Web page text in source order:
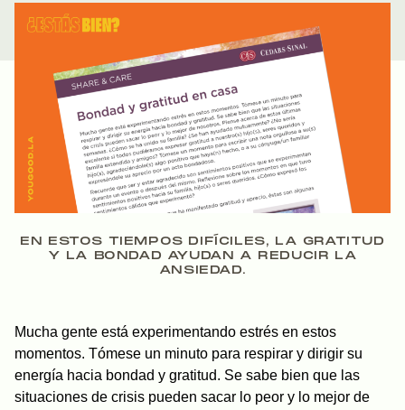
EN ESTOS TIEMPOS DIFÍCILES, LA GRATITUD
Y LA BONDAD AYUDAN A REDUCIR LA
ANSIEDAD.
Mucha gente está experimentando estrés en estos
momentos. Tómese un minuto para respirar y dirigir su
energía hacia bondad y gratitud. Se sabe bien que las
situaciones de crisis pueden sacar lo peor y lo mejor de